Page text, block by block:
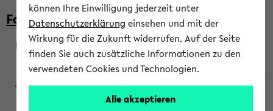
Faculty of Biology
200923
Wendisch, Peters-Wendisch, Stegelmann
können Ihre Einwilligung jederzeit unter
Datenschutzerklärung einsehen und mit der
Wirkung für die Zukunft widerrufen. Auf der Seite
finden Sie auch zusätzliche Informationen zu den
verwendeten Cookies und Technologien.
Alle akzeptieren